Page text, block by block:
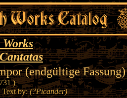
Works
(endgültige Fassung)
)
Text by:(?Picander)